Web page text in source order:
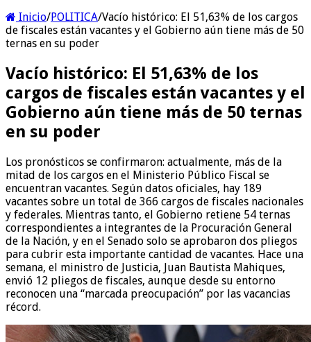
Inicio/POLITICA/Vacío histórico: El 51,63% de los cargos
de fiscales están vacantes y el Gobierno aún tiene más de 50
ternas en su poder
Vacío histórico: El 51,63% de los
cargos de fiscales están vacantes y el
Gobierno aún tiene más de 50 ternas
en su poder
Los pronósticos se confirmaron: actualmente, más de la
mitad de los cargos en el Ministerio Público Fiscal se
encuentran vacantes. Según datos oficiales, hay 189
vacantes sobre un total de 366 cargos de fiscales nacionales
y federales. Mientras tanto, el Gobierno retiene 54 ternas
correspondientes a integrantes de la Procuración General
de la Nación, y en el Senado solo se aprobaron dos pliegos
para cubrir esta importante cantidad de vacantes. Hace una
semana, el ministro de Justicia, Juan Bautista Mahiques,
envió 12 pliegos de fiscales, aunque desde su entorno
reconocen una “marcada preocupación” por las vacancias
récord.